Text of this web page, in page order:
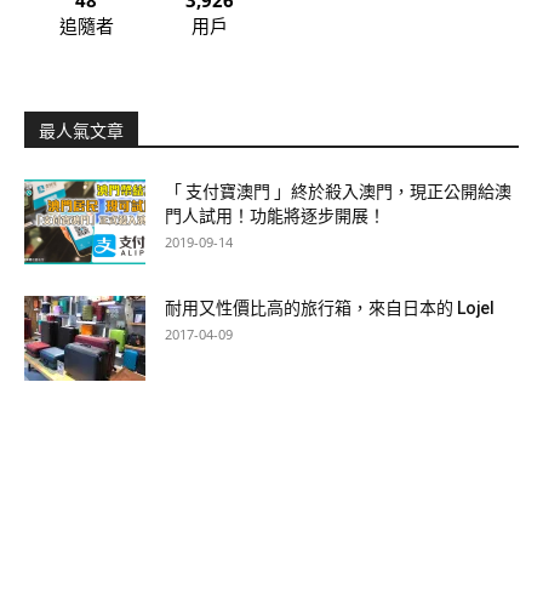
追隨者
用戶
最人氣文章
「 支付寶澳門 」終於殺入澳門，現正公開給澳
門人試用！功能將逐步開展！
2019-09-14
耐用又性價比高的旅行箱，來自日本的 Lojel
2017-04-09